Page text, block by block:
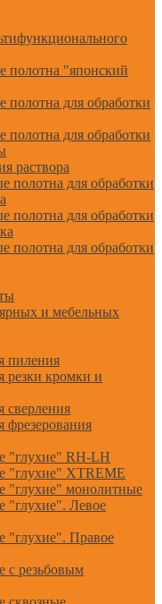
полотна "японский
для обработки
для обработки
раствора
полотна для обработки
полотна для обработки
полотна для обработки
и мебельных
пиления
резки кромки и
сверления
фрезерования
"глухие" RH-LH
"глухие" XTREME
"глухие" монолитные
"глухие". Левое
"глухие". Правое
с резьбовым